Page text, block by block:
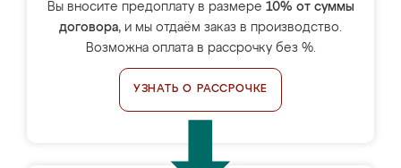
Вы вносите предоплату в размере 10% от суммы
договора, и мы отдаём заказ в производство.
Возможна оплата в рассрочку без %.
УЗНАТЬ О РАССРОЧКЕ